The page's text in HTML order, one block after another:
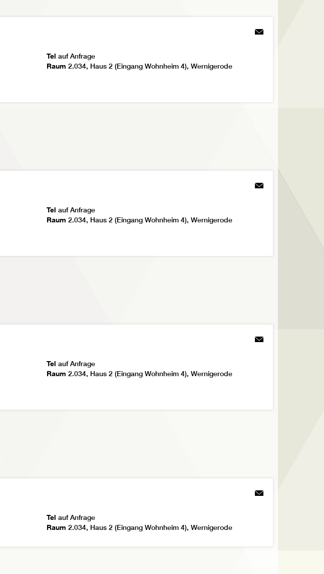
Tel auf Anfrage
Raum 2.034, Haus 2 (Eingang Wohnheim 4), Wernigerode
Tel auf Anfrage
Raum 2.034, Haus 2 (Eingang Wohnheim 4), Wernigerode
Tel auf Anfrage
Raum 2.034, Haus 2 (Eingang Wohnheim 4), Wernigerode
Tel auf Anfrage
Raum 2.034, Haus 2 (Eingang Wohnheim 4), Wernigerode